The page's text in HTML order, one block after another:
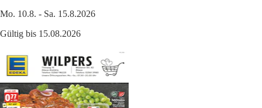
Mo. 10.8. - Sa. 15.8.2026
Gültig bis 15.08.2026